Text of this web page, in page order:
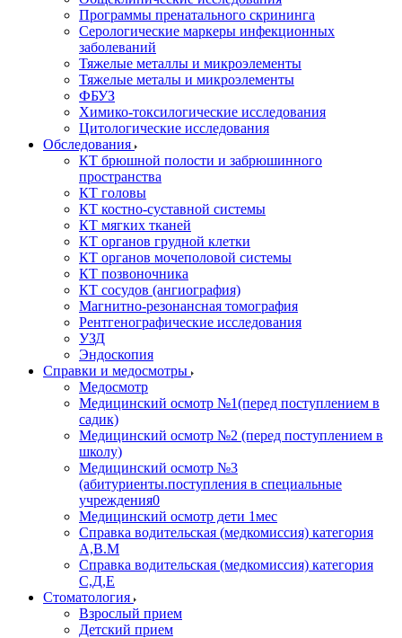
Программы пренатального скрининга
Серологические маркеры инфекционных
заболеваний
Тяжелые металлы и микроэлементы
Тяжелые металы и микроэлементы
ФБУЗ
Химико-токсилогические исследования
Цитологические исследования
Обследования
КТ брюшной полости и забрюшинного
пространства
КТ головы
КТ костно-суставной системы
КТ мягких тканей
КТ органов грудной клетки
КТ органов мочеполовой системы
КТ позвоночника
КТ сосудов (ангиография)
Магнитно-резонансная томография
Рентгенографические исследования
УЗД
Эндоскопия
Справки и медосмотры
Медосмотр
Медицинский осмотр №1(перед поступлением в
садик)
Медицинский осмотр №2 (перед поступлением в
школу)
Медицинский осмотр №3
(абитуриенты.поступления в специальные
учреждения0
Медицинский осмотр дети 1мес
Справка водительская (медкомиссия) категория
А,В.М
Справка водительская (медкомиссия) категория
С,Д,Е
Стоматология
Взрослый прием
Детский прием